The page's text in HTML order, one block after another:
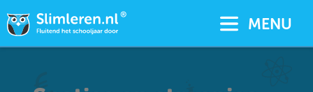
MENU